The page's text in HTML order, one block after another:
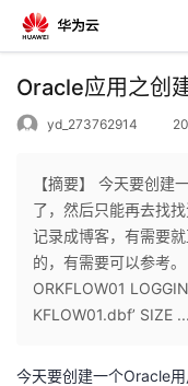
返
个
人
主
我
的
Oracle应用之创
yd_273762914
【摘要】 今天要创
了，然后只能再去找
记录成博客，有需要
的，有需要可以参考
ORKFLOW01
KFLOW01.dbf’ SIZE ...
今天要创建一个Oracle